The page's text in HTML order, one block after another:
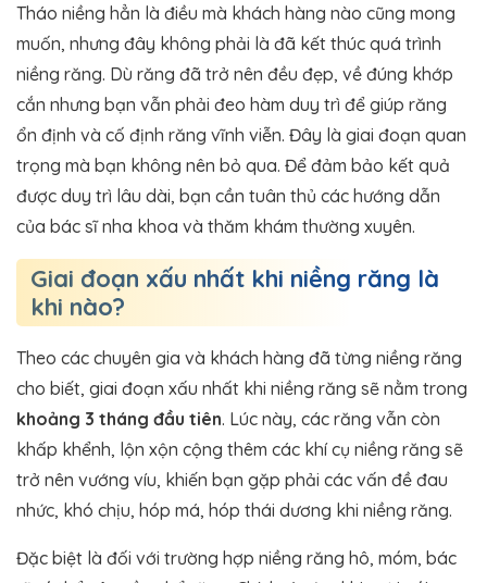
Tháo niềng hẳn là điều mà khách hàng nào cũng mong
muốn, nhưng đây không phải là đã kết thúc quá trình
niềng răng. Dù răng đã trở nên đều đẹp, về đúng khớp
cắn nhưng bạn vẫn phải đeo hàm duy trì để giúp răng
ổn định và cố định răng vĩnh viễn. Đây là giai đoạn quan
trọng mà bạn không nên bỏ qua. Để đảm bảo kết quả
được duy trì lâu dài, bạn cần tuân thủ các hướng dẫn
của bác sĩ nha khoa và thăm khám thường xuyên.
Giai đoạn xấu nhất khi niềng răng là
khi nào?
Theo các chuyên gia và khách hàng đã từng niềng răng
cho biết, giai đoạn xấu nhất khi niềng răng sẽ nằm trong
khoảng 3 tháng đầu tiên. Lúc này, các răng vẫn còn
khấp khểnh, lộn xộn cộng thêm các khí cụ niềng răng sẽ
trở nên vướng víu, khiến bạn gặp phải các vấn đề đau
nhức, khó chịu, hóp má, hóp thái dương khi niềng răng.
Đặc biệt là đối với trường hợp niềng răng hô, móm, bác